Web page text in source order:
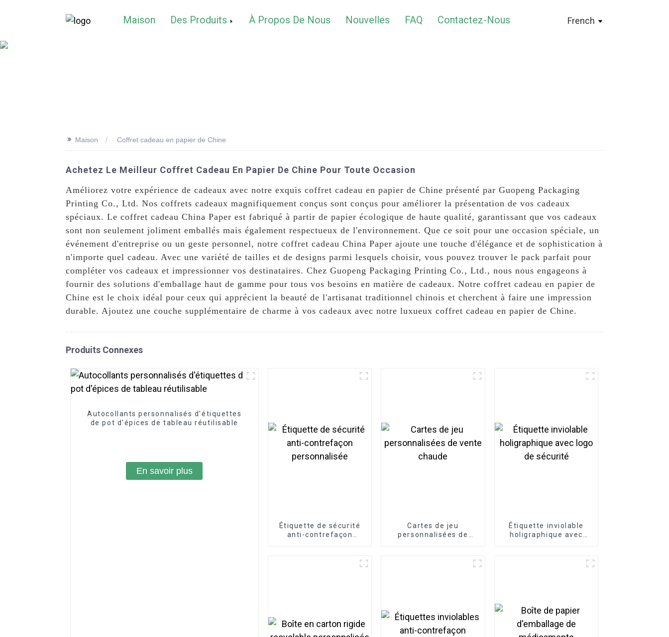
Maison Des Produits À Propos De Nous Nouvelles FAQ Contactez-Nous French
>> Maison Coffret cadeau en papier de Chine
Achetez Le Meilleur Coffret Cadeau En Papier De Chine Pour Toute Occasion
Améliorez votre expérience de cadeaux avec notre exquis coffret cadeau en papier de Chine présenté par Guopeng Packaging
Printing Co., Ltd. Nos coffrets cadeaux magnifiquement conçus sont conçus pour améliorer la présentation de vos cadeaux
spéciaux. Le coffret cadeau China Paper est fabriqué à partir de papier écologique de haute qualité, garantissant que vos cadeaux
sont non seulement joliment emballés mais également respectueux de l'environnement. Que ce soit pour une occasion spéciale, un
événement d'entreprise ou un geste personnel, notre coffret cadeau China Paper ajoute une touche d'élégance et de sophistication à
n'importe quel cadeau. Avec une variété de tailles et de designs parmi lesquels choisir, vous pouvez trouver le pack parfait pour
compléter vos cadeaux et impressionner vos destinataires. Chez Guopeng Packaging Printing Co., Ltd., nous nous engageons à
fournir des solutions d'emballage haut de gamme pour tous vos besoins en matière de cadeaux. Notre coffret cadeau en papier de
Chine est le choix idéal pour ceux qui apprécient la beauté de l'artisanat traditionnel chinois et cherchent à faire une impression
durable. Ajoutez une couche supplémentaire de charme à vos cadeaux avec notre luxueux coffret cadeau en papier de Chine.
Produits Connexes
Autocollants personnalisés d'étiquettes
de pot d'épices de tableau réutilisable
En savoir plus
Étiquette de sécurité
anti-contrefaçon
Cartes de jeu
personnalisées de
Étiquette inviolable
holigraphique avec